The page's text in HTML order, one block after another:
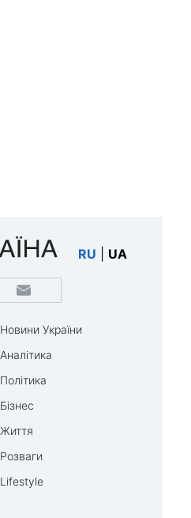
RU UA
Новини України
Аналітика
Політика
Бізнес
Життя
Розваги
Lifestyle